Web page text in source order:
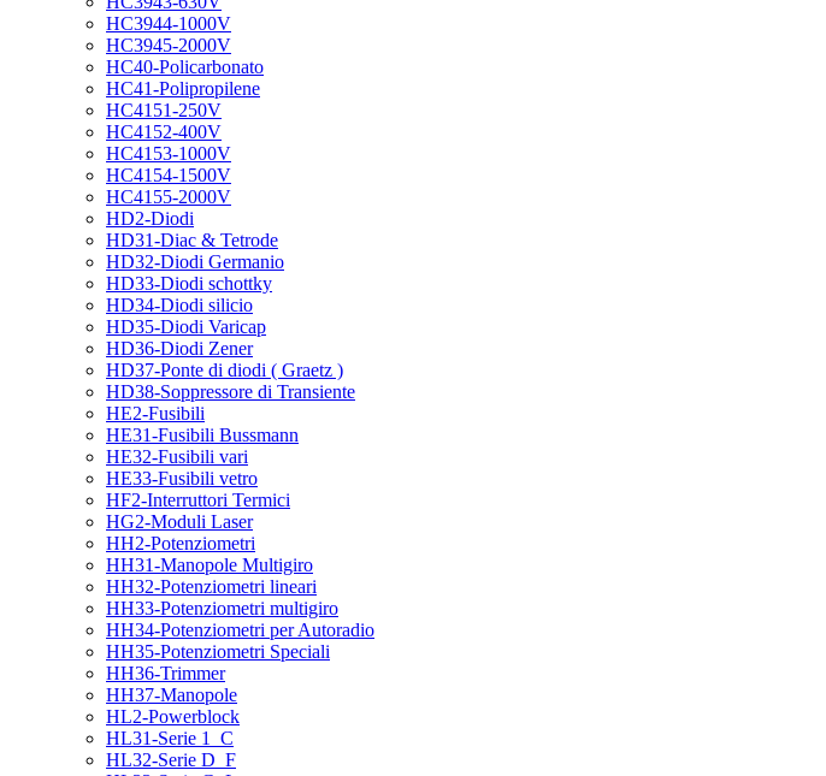
HC3944-1000V
HC3945-2000V
HC40-Policarbonato
HC41-Polipropilene
HC4151-250V
HC4152-400V
HC4153-1000V
HC4154-1500V
HC4155-2000V
HD2-Diodi
HD31-Diac & Tetrode
HD32-Diodi Germanio
HD33-Diodi schottky
HD34-Diodi silicio
HD35-Diodi Varicap
HD36-Diodi Zener
HD37-Ponte di diodi ( Graetz )
HD38-Soppressore di Transiente
HE2-Fusibili
HE31-Fusibili Bussmann
HE32-Fusibili vari
HE33-Fusibili vetro
HF2-Interruttori Termici
HG2-Moduli Laser
HH2-Potenziometri
HH31-Manopole Multigiro
HH32-Potenziometri lineari
HH33-Potenziometri multigiro
HH34-Potenziometri per Autoradio
HH35-Potenziometri Speciali
HH36-Trimmer
HH37-Manopole
HL2-Powerblock
HL31-Serie 1_C
HL32-Serie D_F